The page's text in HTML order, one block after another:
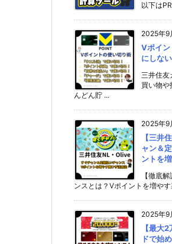
以下は
2025年9
Vポイン
にしな
三井住友
買い物や
んどん貯 ...
2025年9
【三井
ャン＆
ントを
【徹底
ンスとは？Vポイントを増や
2025年9
【最大
ドで始